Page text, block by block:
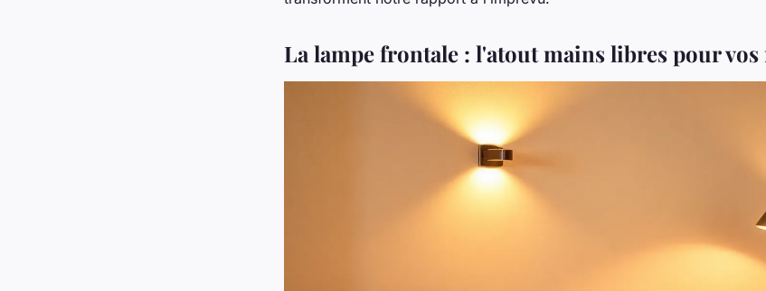
La lampe frontale : l'atout mains libres pour